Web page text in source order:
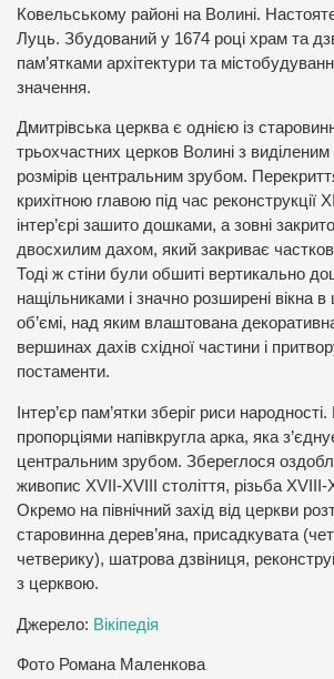
Ковельському районі на Волині.
Луць. Збудований у 1674 році храм та
пам’ятками архітектури та
значення.
Дмитрівська церква є однією із
трьохчастних церков Волині з виділеним
розмірів центральним зрубом.
крихітною главою під час реконструкції
інтер’єрі зашито дошками, а зовні
двосхилим дахом, який закриває
Тоді ж стіни були обшиті вертикально
нащільниками і значно розширені вікна
об’ємі, над яким влаштована
вершинах дахів східної частини і
постаменти.
Інтер’єр пам’ятки зберіг риси
пропорціями напівкругла арка, яка
центральним зрубом. Збереглося
живопис XVII-XVIII століття, різьба XVIII-
Окремо на північний захід від церкви
старовинна дерев’яна, присадкувата
четверику), шатрова дзвіниця,
з церквою.
Джерело: Вікіпедія
Фото Романа Маленкова